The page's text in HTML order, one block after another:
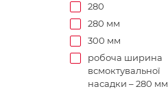
280
280 мм
300 мм
робоча ширина
всмоктувальної
насадки – 280 мм